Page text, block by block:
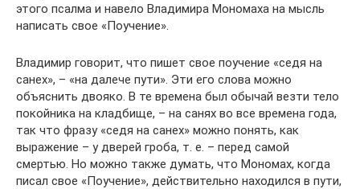
этого псалма и навело Владимира Мономаха на мысль
написать свое «Поучение».
Владимир говорит, что пишет свое поучение «седя на
санех», – «на далече пути». Эти его слова можно
объяснить двояко. В те времена был обычай везти тело
покойника на кладбище, – на санях во все времена года,
так что фразу «седя на санех» можно понять, как
выражение – у дверей гроба, т. е. – перед самой
смертью. Но можно также думать, что Мономах, когда
писал свое «Поучение», действительно находился в пути,